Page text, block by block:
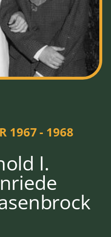
1967 - 1968
I.
1968